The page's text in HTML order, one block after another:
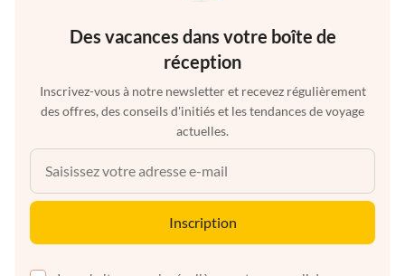
Des vacances dans votre boîte de
réception
Inscrivez-vous à notre newsletter et recevez régulièrement
des offres, des conseils d'initiés et les tendances de voyage
actuelles.
Inscription